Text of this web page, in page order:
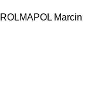
Marcin